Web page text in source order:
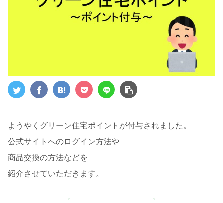
ようやくグリーン住宅ポイントが付与されました。
公式サイトへのログイン方法や
商品交換の方法などを
紹介させていただきます。